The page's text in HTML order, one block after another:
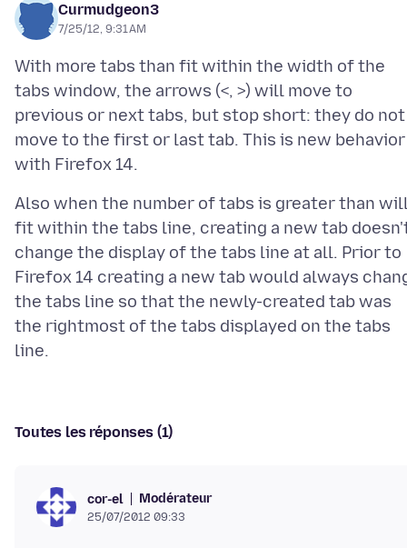
Curmudgeon3
7/25/12, 9:31 AM
With more tabs than fit within the width of the
tabs window, the arrows (<, >) will move to
previous or next tabs, but stop short: they do not
move to the first or last tab. This is new behavior
Also when the number of tabs is greater than
fit within the tabs line, creating a new tab
change the display of the tabs line at all. Prior to
Firefox 14 creating a new tab would always
the tabs line so that the newly-created tab was
the rightmost of the tabs displayed on the tabs
Toutes les réponses (1)
cor-el Modérateur
25/07/2012 09:33